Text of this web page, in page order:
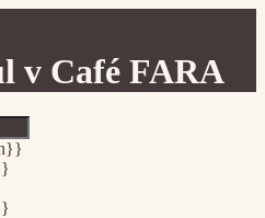
v Café FARA